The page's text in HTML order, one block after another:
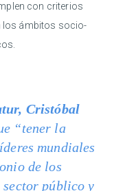
con criterios
los ámbitos socio-
Cristóbal
“tener la
mundiales
de los
sector público y